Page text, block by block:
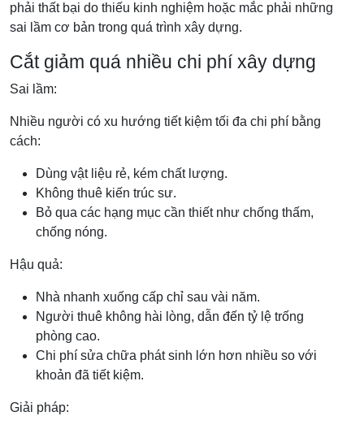
phải thất bại do thiếu kinh nghiệm hoặc mắc phải những
sai lầm cơ bản trong quá trình xây dựng.
Cắt giảm quá nhiều chi phí xây dựng
Sai lầm:
Nhiều người có xu hướng tiết kiệm tối đa chi phí bằng
cách:
Dùng vật liệu rẻ, kém chất lượng.
Không thuê kiến trúc sư.
Bỏ qua các hạng mục cần thiết như chống thấm,
chống nóng.
Hậu quả:
Nhà nhanh xuống cấp chỉ sau vài năm.
Người thuê không hài lòng, dẫn đến tỷ lệ trống
phòng cao.
Chi phí sửa chữa phát sinh lớn hơn nhiều so với
khoản đã tiết kiệm.
Giải pháp: